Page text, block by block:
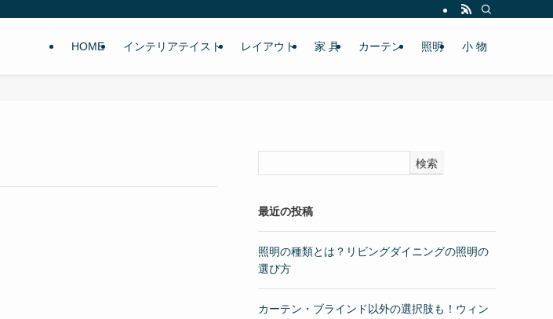
HOME インテリアテイスト レイアウト 家 具 カーテン 照明 小 物
検索
最近の投稿
照明の種類とは？リビングダイニングの照明の
選び方
カーテン・ブラインド以外の選択肢も！ウィン